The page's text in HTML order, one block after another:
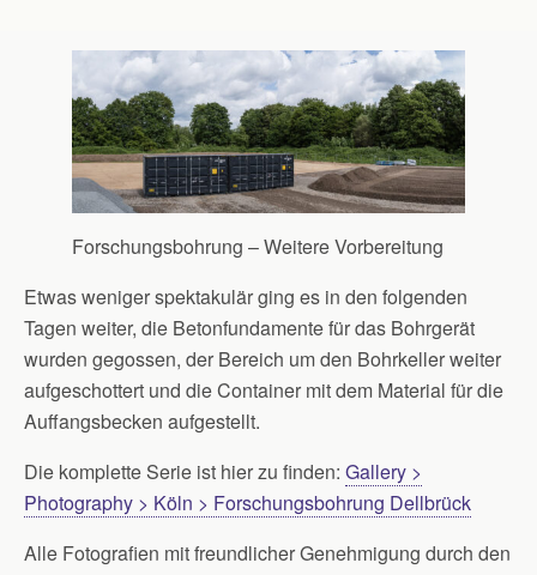
Forschungsbohrung – Weitere Vorbereitung
Etwas weniger spektakulär ging es in den folgenden
Tagen weiter, die Betonfundamente für das Bohrgerät
wurden gegossen, der Bereich um den Bohrkeller weiter
aufgeschottert und die Container mit dem Material für die
Auffangsbecken aufgestellt.
Die komplette Serie ist hier zu finden: Gallery >
Photography > Köln > Forschungsbohrung Dellbrück
Alle Fotografien mit freundlicher Genehmigung durch den